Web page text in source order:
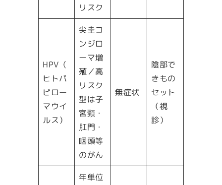
リスク
HPV（
ヒトパ
ピロー
マウイ
ルス）
尖圭コ
ンジロ
ーマ増
殖／高
リスク
型は子
宮頸・
肛門・
咽頭等
のがん
無症状
陰部で
きもの
セット
（視
診）
年単位